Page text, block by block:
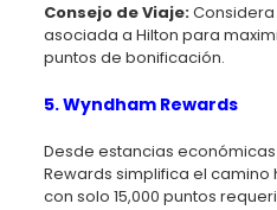
Consejo de Viaje:Considera
asociada a Hilton para
puntos de bonificación.
5. Wyndham Rewards
Desde estancias
Rewards simplifica el camino
con solo 15,000 puntos